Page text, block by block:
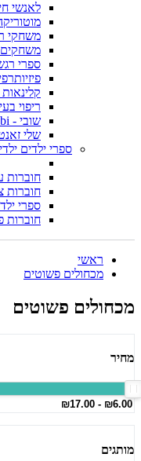
לאנשי
משחקי
משחקים
ספרי
ריפוי
שובי - Schubi
שלי
ספרי ילדים
חוברות
חוברות
ספרי
חוברות
ראשי
מכחולים פשוטים
מכחולים פשוטים
מחיר
מותגים